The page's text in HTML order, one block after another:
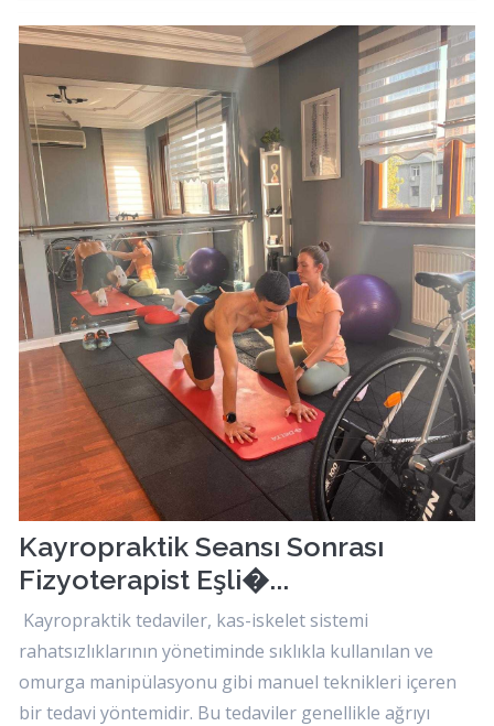
Kayropraktik Seansı Sonrası
Fizyoterapist Eşli�...
Kayropraktik tedaviler, kas-iskelet sistemi
rahatsızlıklarının yönetiminde sıklıkla kullanılan ve
omurga manipülasyonu gibi manuel teknikleri içeren
bir tedavi yöntemidir. Bu tedaviler genellikle ağrıyı